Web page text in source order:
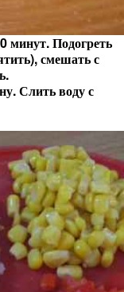
минут. Подогреть
смешать с
Слить воду с